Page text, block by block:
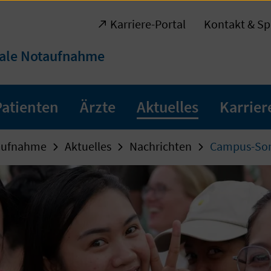
Notaufnahme
Karriere-Portal Kontakt &
Ärzte Aktuelles
Aktuelles Nachrichten Campus-